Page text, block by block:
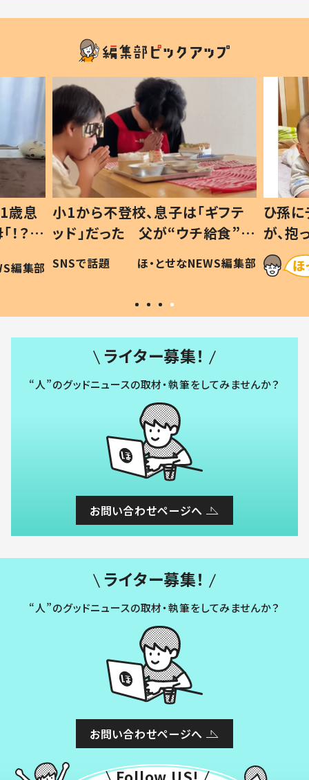
歳息
？」
編集部
小1から不登校、息子は「ギフテ
ッド」だった 父が“ウチ給食”を
作り続ける理由とは #令和の親
#令和の子
SNSで話題 ほ・とせなNEWS編集部
ひ孫
が、
「涙が
い」
ライター募集！
“人”のグッドニュースの取材・執筆をしてみませんか？
お問い合わせページへ
ライター募集！
“人”のグッドニュースの取材・執筆をしてみませんか？
お問い合わせページへ